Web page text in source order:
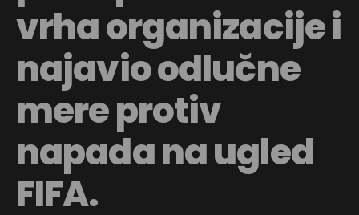
vrha organizacije i
najavio odlučne
mere protiv
napada na ugled
FIFA.